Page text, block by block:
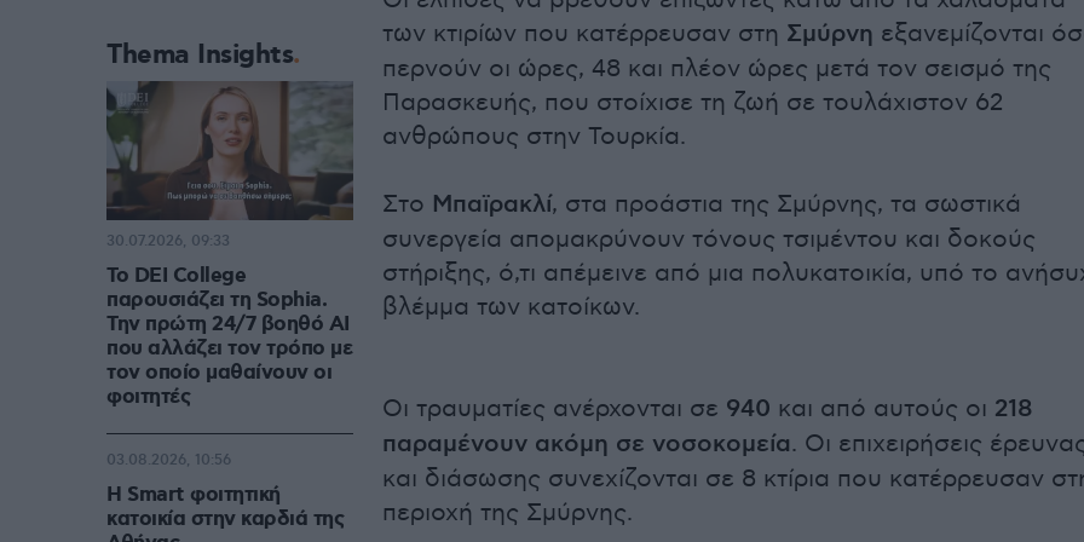
των κτιρίων που κατέρρευσαν στη Σμύρνη εξανεμίζονται
περνούν οι ώρες, 48 και πλέον ώρες μετά τον σεισμό της
Παρασκευής, που στοίχισε τη ζωή σε τουλάχιστον 62
ανθρώπους στην Τουρκία.
Στο Μπαϊρακλί, στα προάστια της Σμύρνης, τα σωστικά
συνεργεία απομακρύνουν τόνους τσιμέντου και δοκούς
στήριξης, ό,τι απέμεινε από μια πολυκατοικία, υπό το
βλέμμα των κατοίκων.
Οι τραυματίες ανέρχονται σε 940 και από αυτούς οι 218
παραμένουν ακόμη σε νοσοκομεία. Οι επιχειρήσεις
και διάσωσης συνεχίζονται σε 8 κτίρια που κατέρρευσαν
περιοχή της Σμύρνης.
Thema Insights
Το DEI College
παρουσιάζει τη Sophia.
Την πρώτη 24/7 βοηθό AI
που αλλάζει τον τρόπο με
τον οποίο μαθαίνουν οι
φοιτητές
30.07.2026, 09:33
Η Smart φοιτητική
κατοικία στην καρδιά της
03.08.2026, 10:56